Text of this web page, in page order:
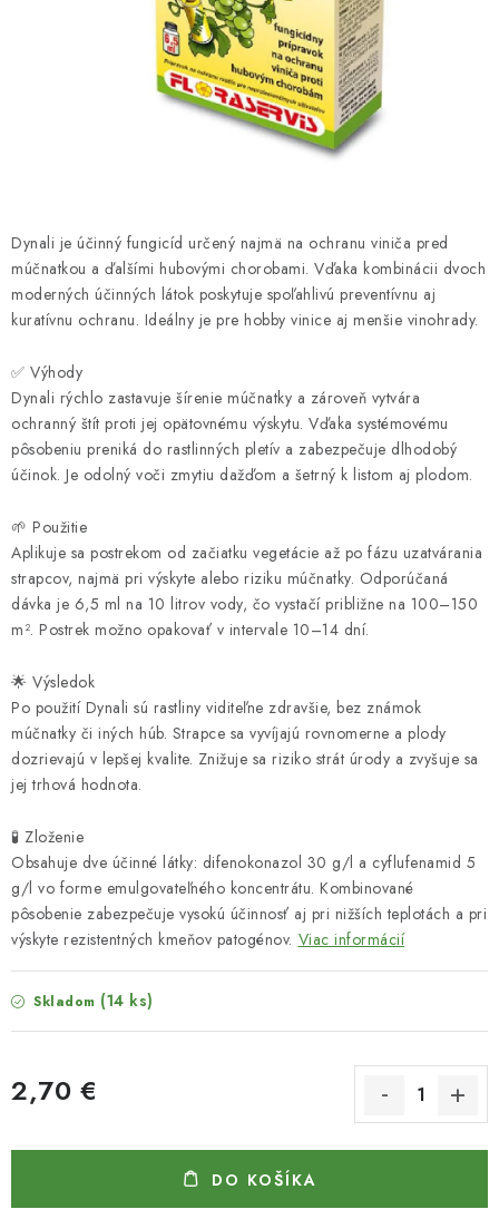
PRIESADY ZELENINY
Kontakty
Obchodné podmienky
Podmienky ochrany osobných údajov
Dynali je účinný fungicíd určený najmä na ochranu viniča pred
múčnatkou a ďalšími hubovými chorobami. Vďaka kombinácii dvoch
moderných účinných látok poskytuje spoľahlivú preventívnu aj
kuratívnu ochranu. Ideálny je pre hobby vinice aj menšie vinohrady.
✅ Výhody
Dynali rýchlo zastavuje šírenie múčnatky a zároveň vytvára
ochranný štít proti jej opätovnému výskytu. Vďaka systémovému
pôsobeniu preniká do rastlinných pletív a zabezpečuje dlhodobý
účinok. Je odolný voči zmytiu dažďom a šetrný k listom aj plodom.
🌱 Použitie
Aplikuje sa postrekom od začiatku vegetácie až po fázu uzatvárania
strapcov, najmä pri výskyte alebo riziku múčnatky. Odporúčaná
dávka je 6,5 ml na 10 litrov vody, čo vystačí približne na 100–150
m². Postrek možno opakovať v intervale 10–14 dní.
🌟 Výsledok
Po použití Dynali sú rastliny viditeľne zdravšie, bez známok
múčnatky či iných húb. Strapce sa vyvíjajú rovnomerne a plody
dozrievajú v lepšej kvalite. Znižuje sa riziko strát úrody a zvyšuje sa
jej trhová hodnota.
🧪 Zloženie
Obsahuje dve účinné látky: difenokonazol 30 g/l a cyflufenamid 5
g/l vo forme emulgovateľného koncentrátu. Kombinované
pôsobenie zabezpečuje vysokú účinnosť aj pri nižších teplotách a pri
výskyte rezistentných kmeňov patogénov. Viac informácií
Skladom (14 ks)
2,70 €
DO KOŠÍKA